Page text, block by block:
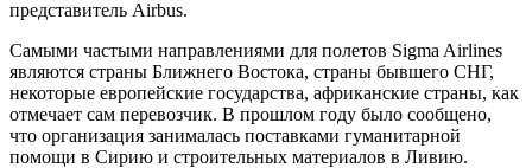
представитель Airbus.
Самыми частыми направлениями для полетов Sigma Airlines
являются страны Ближнего Востока, страны бывшего СНГ,
некоторые европейские государства, африканские страны, как
отмечает сам перевозчик. В прошлом году было сообщено,
что организация занималась поставками гуманитарной
помощи в Сирию и строительных материалов в Ливию.